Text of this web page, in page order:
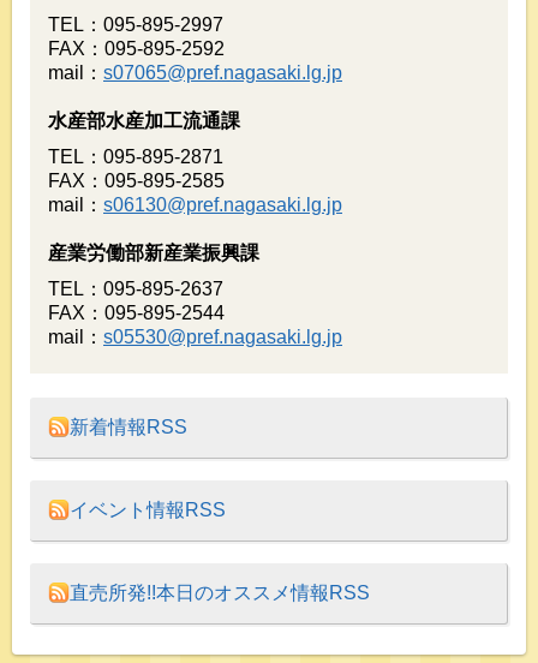
TEL：095-895-2997
FAX：095-895-2592
mail： s07065@pref.nagasaki.lg.jp
水産部水産加工流通課
TEL：095-895-2871
FAX：095-895-2585
mail： s06130@pref.nagasaki.lg.jp
産業労働部新産業振興課
TEL：095-895-2637
FAX：095-895-2544
mail： s05530@pref.nagasaki.lg.jp
新着情報RSS
イベント情報RSS
直売所発!!本日のオススメ情報RSS